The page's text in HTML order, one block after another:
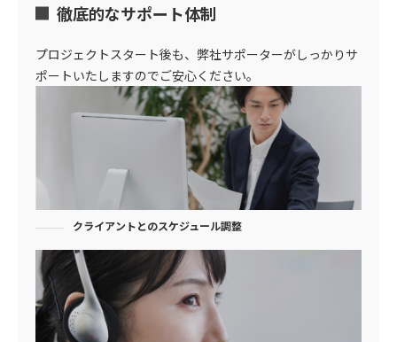
徹底的なサポート体制
プロジェクトスタート後も、弊社サポーターがしっかりサ
ポートいたしますのでご安心ください。
クライアントとのスケジュール調整